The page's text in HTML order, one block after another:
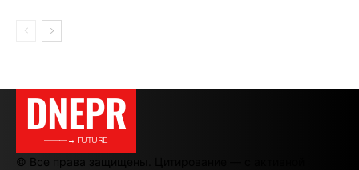
DNEPR
———→ FUTURE
© Все права защищены. Цитирование — с активной